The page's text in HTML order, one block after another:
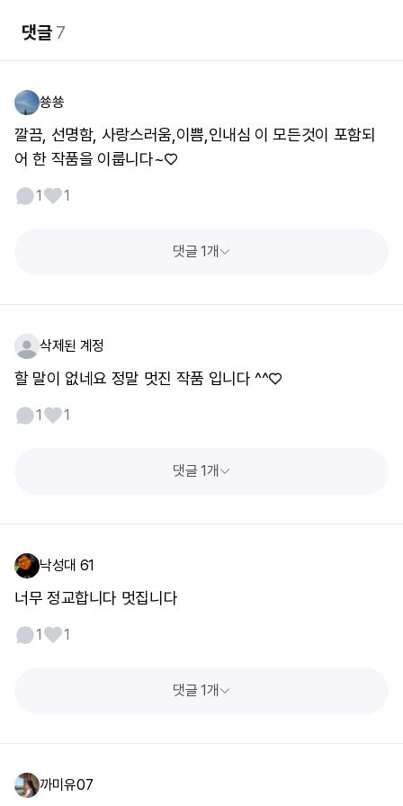
댓글7
쑝쑝
깔끔, 선명함, 사랑스러움,이쁨,인내심 이 모든것이 포함되
어 한 작품을 이룹니다~♡
1 1
댓글 1개
삭제된 계정
할 말이 없네요 정말 멋진 작품 입니다 ^^♡
1 1
댓글 1개
낙성대 61
너무 정교합니다 멋집니다
1 1
댓글 1개
까미유07